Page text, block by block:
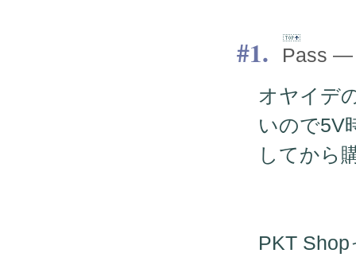
1.
Pass —
オヤイデ
いので5V
してから
PKT